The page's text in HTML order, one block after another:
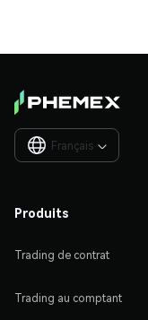
Français 
Produits
Trading de contrat
Trading au comptant